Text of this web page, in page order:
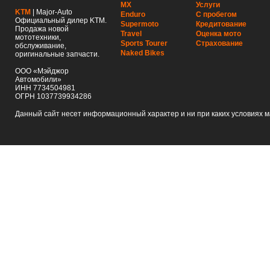
KTM
| Major-Auto
Официальный дилер KTM.
Продажа новой
мототехники,
обслуживание,
оригинальные запчасти.
ООО «Мэйджор
Автомобили»
ИНН 7734504981
ОГРН 1037739934286
MX
Enduro
Supermoto
Travel
Sports Tourer
Naked Bikes
Услуги
С пробегом
Кредитование
Оценка мото
Страхование
Данный сайт несет информационный характер и ни при каких